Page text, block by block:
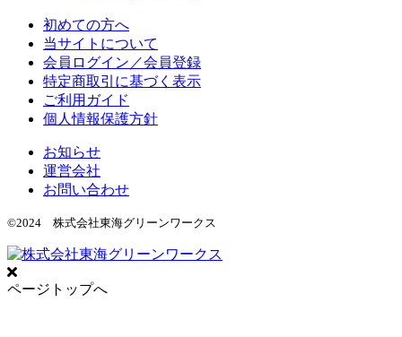
初めての方へ
当サイトについて
会員ログイン／会員登録
特定商取引に基づく表示
ご利用ガイド
個人情報保護方針
お知らせ
運営会社
お問い合わせ
©2024 株式会社東海グリーンワークス
ページトップへ